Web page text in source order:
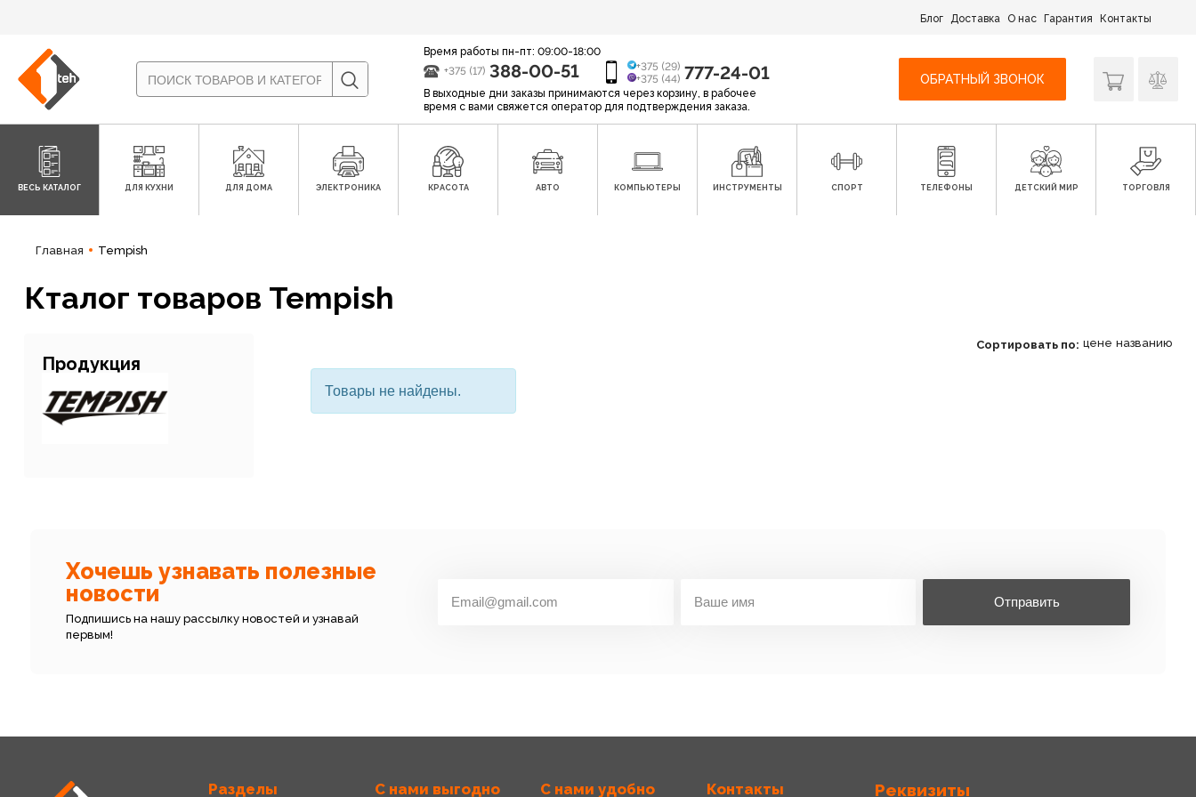
Блог Доставка О нас Гарантия Контакты
Время работы пн-пт: 09:00-18:00
+375 (17) 388-00-51
+375 (29)
+375 (44) 777-24-01
В выходные дни заказы принимаются через корзину, в рабочее
время с вами свяжется оператор для подтверждения заказа.
ОБРАТНЫЙ ЗВОНОК
ВЕСЬ КАТАЛОГ ДЛЯ КУХНИ ДЛЯ ДОМА ЭЛЕКТРОНИКА КРАСОТА АВТО КОМПЬЮТЕРЫ ИНСТРУМЕНТЫ СПОРТ ТЕЛЕФОНЫ ДЕТСКИЙ МИР ТОРГОВЛЯ
Главная Tempish
Кталог товаров Tempish
Продукция
Сортировать по: цене названию
Товары не найдены.
Хочешь узнавать полезные
новости
Подпишись на нашу рассылку новостей и узнавай
первым!
Отправить
Разделы С нами выгодно С нами удобно Контакты Реквизиты